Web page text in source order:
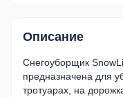
Описание
Снегоуборщик
предназначена для
тротуарах, на